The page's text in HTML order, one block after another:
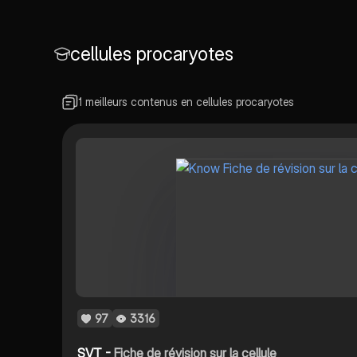
cellules procaryotes
1 meilleurs contenus en cellules procaryotes
97 3316
SVT -Fiche de révision sur la cellule